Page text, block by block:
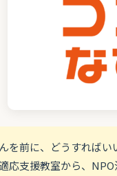
を前に、どうすれば
応支援教室から、